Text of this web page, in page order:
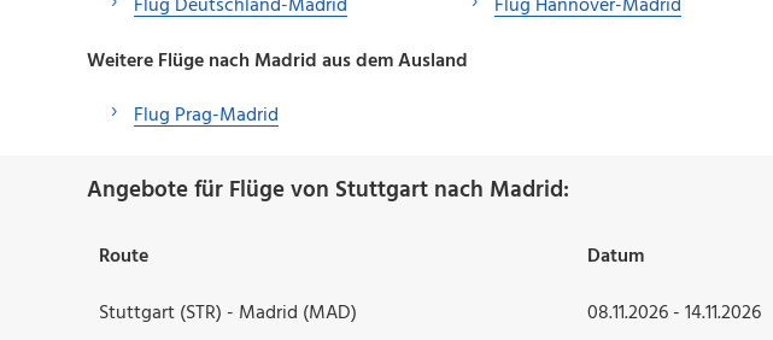
Weitere Flüge nach Madrid aus dem Ausland
Flug Prag-Madrid
Angebote für Flüge von Stuttgart nach Madrid:
Route Datum
Stuttgart (STR) - Madrid (MAD)
08.11.2026 - 14.11.2026